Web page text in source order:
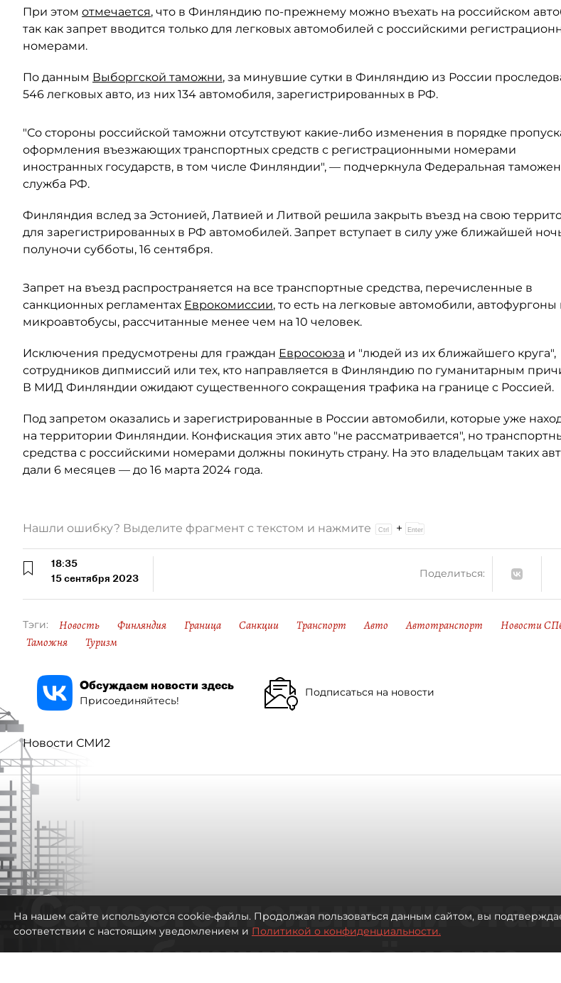
При этом отмечается, что в Финляндию по-прежнему можно въехать на российском
так как запрет вводится только для легковых автомобилей с российскими
номерами.
По данным Выборгской таможни, за минувшие сутки в Финляндию из России
546 легковых авто, из них 134 автомобиля, зарегистрированных в РФ.
"Со стороны российской таможни отсутствуют какие-либо изменения в порядке
оформления въезжающих транспортных средств с регистрационными номерами
иностранных государств, в том числе Финляндии", — подчеркнула Федеральная
служба РФ.
Финляндия вслед за Эстонией, Латвией и Литвой решила закрыть въезд на свою
для зарегистрированных в РФ автомобилей. Запрет вступает в силу уже ближайшей
полуночи субботы, 16 сентября.
Запрет на въезд распространяется на все транспортные средства, перечисленные в
санкционных регламентах Еврокомиссии, то есть на легковые автомобили, автофургоны
микроавтобусы, рассчитанные менее чем на 10 человек.
Исключения предусмотрены для граждан Евросоюза и "людей из их ближайшего круга",
сотрудников дипмиссий или тех, кто направляется в Финляндию по гуманитарным
В МИД Финляндии ожидают существенного сокращения трафика на границе с Россией.
Под запретом оказались и зарегистрированные в России автомобили, которые уже
на территории Финляндии. Конфискация этих авто "не рассматривается", но
средства с российскими номерами должны покинуть страну. На это владельцам таких
дали 6 месяцев — до 16 марта 2024 года.
Нашли ошибку? Выделите фрагмент с текстом и нажмите +
18:35
15 сентября 2023
Поделиться:
Тэги: Новость Финляндия Граница Санкции Транспорт Авто Автотранспорт Новости СПб
Таможня
Туризм
Обсуждаем новости здесь
Присоединяйтесь!
Подписаться на новости
Новости СМИ2
Самостоятельными
петербуржцы всё чаще
На нашем сайте используются cookie-файлы. Продолжая пользоваться данным сайтом, вы
соответствии с настоящим уведомлением и Политикой о конфиденциальности.